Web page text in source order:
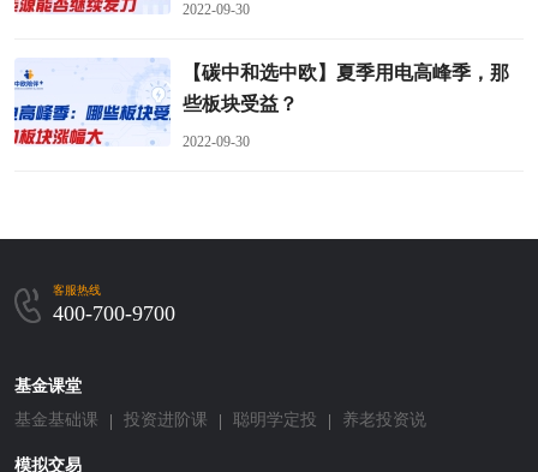
2022-09-30
【碳中和选中欧】夏季用电高峰季，那
些板块受益？
2022-09-30
客服热线
400-700-9700
基金课堂
基金基础课
投资进阶课 聪明学定投 养老投资说
模拟交易